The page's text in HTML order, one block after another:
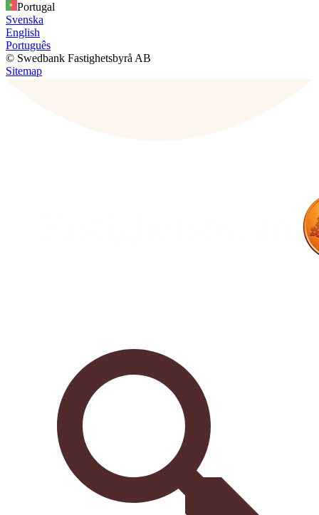
Portugal
Svenska
English
Português
© Swedbank Fastighetsbyrå AB
Sitemap